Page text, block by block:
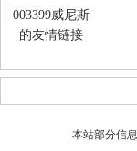
003399威尼斯
的友情链接
本站部分信